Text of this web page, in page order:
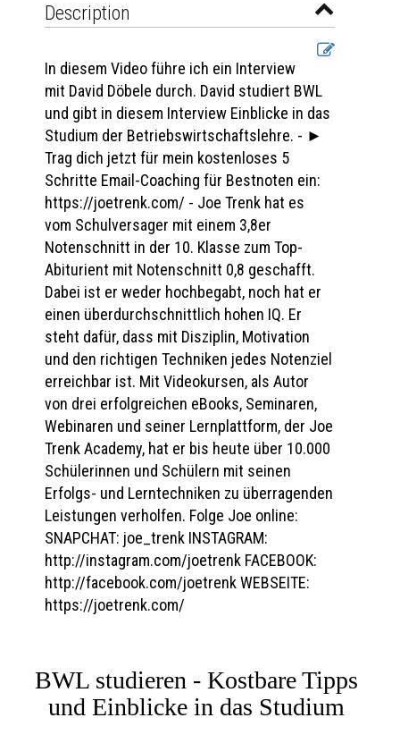
Description
In diesem Video führe ich ein Interview
mit David Döbele durch. David studiert BWL
und gibt in diesem Interview Einblicke in das
Studium der Betriebswirtschaftslehre. - ►
Trag dich jetzt für mein kostenloses 5
Schritte Email-Coaching für Bestnoten ein:
https://joetrenk.com/ - Joe Trenk hat es
vom Schulversager mit einem 3,8er
Notenschnitt in der 10. Klasse zum Top-
Abiturient mit Notenschnitt 0,8 geschafft.
Dabei ist er weder hochbegabt, noch hat er
einen überdurchschnittlich hohen IQ. Er
steht dafür, dass mit Disziplin, Motivation
und den richtigen Techniken jedes Notenziel
erreichbar ist. Mit Videokursen, als Autor
von drei erfolgreichen eBooks, Seminaren,
Webinaren und seiner Lernplattform, der Joe
Trenk Academy, hat er bis heute über 10.000
Schülerinnen und Schülern mit seinen
Erfolgs- und Lerntechniken zu überragenden
Leistungen verholfen. Folge Joe online:
SNAPCHAT: joe_trenk INSTAGRAM:
http://instagram.com/joetrenk FACEBOOK:
http://facebook.com/joetrenk WEBSEITE:
https://joetrenk.com/
BWL studieren - Kostbare Tipps
und Einblicke in das Studium